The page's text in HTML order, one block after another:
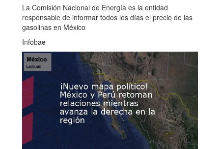
La Comisión Nacional de Energía es la entidad
responsable de informar todos los días el precio de las
gasolinas en México
Infobae